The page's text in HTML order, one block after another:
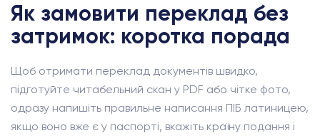
Як замовити переклад без
затримок: коротка порада
Щоб отримати переклад документів швидко,
підготуйте читабельний скан у PDF або чітке фото,
одразу напишіть правильне написання ПІБ латиницею,
якщо воно вже є у паспорті, вкажіть країну подання і